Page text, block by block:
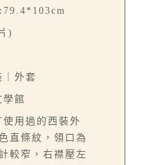
79.4*103cm
)
｜外套
學館
用過的西裝外
直條紋，領口為
較窄，右襟壓左